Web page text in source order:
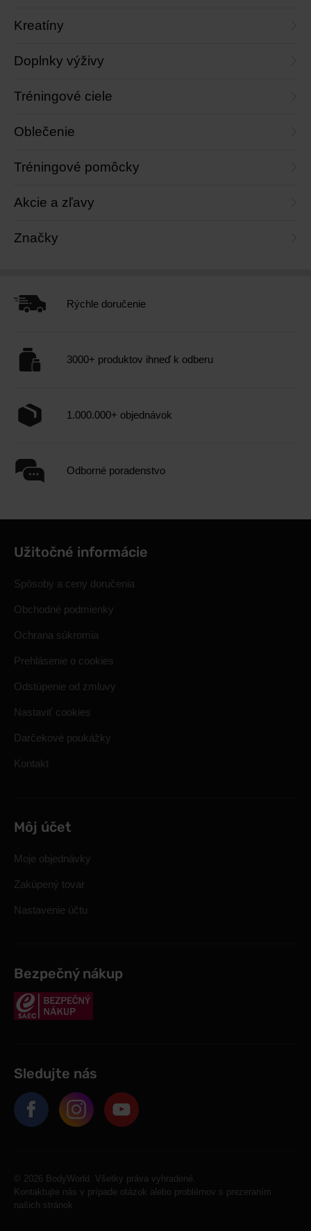
Kreatíny
Doplnky výživy
Tréningové ciele
Oblečenie
Tréningové pomôcky
Akcie a zľavy
Značky
Rýchle doručenie
3000+ produktov ihneď k odberu
1.000.000+ objednávok
Odborné poradenstvo
Užitočné informácie
Spôsoby a ceny doručenia
Obchodné podmienky
Ochrana súkromia
Prehlásenie o cookies
Odstúpenie od zmluvy
Nastaviť cookies
Darčekové poukážky
Kontakt
Môj účet
Moje objednávky
Zakúpený tovar
Nastavenie účtu
Bezpečný nákup
Sledujte nás
© 2026 BodyWorld. Všetky práva vyhradené.
Kontaktujte nás v prípade otázok alebo problémov s prezeraním
našich stránok